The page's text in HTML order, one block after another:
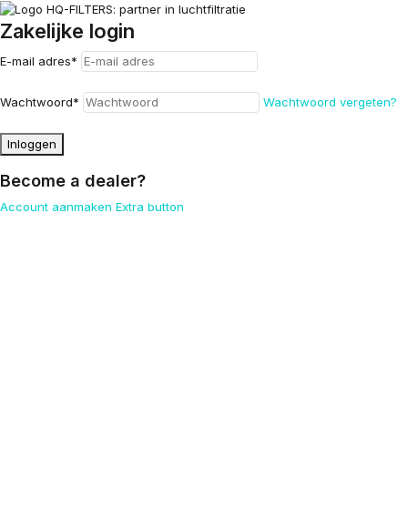
Zakelijke login
E-mail adres*
Wachtwoord* Wachtwoord vergeten?
Inloggen
Become a dealer?
Account aanmaken Extra button